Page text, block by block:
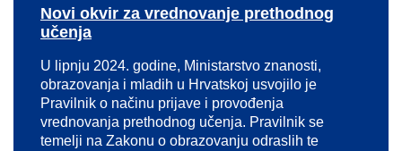
Novi okvir za vrednovanje prethodnog
učenja
U lipnju 2024. godine, Ministarstvo znanosti,
obrazovanja i mladih u Hrvatskoj usvojilo je
Pravilnik o načinu prijave i provođenja
vrednovanja prethodnog učenja. Pravilnik se
temelji na Zakonu o obrazovanju odraslih te